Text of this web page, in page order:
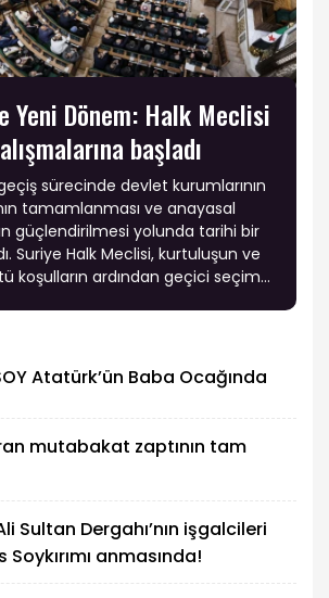
Yeni Dönem: Halk Meclisi
başladı
sürecinde devlet kurumlarının
tamamlanması ve anayasal
güçlendirilmesi yolunda tarihi bir
Suriye Halk Meclisi, kurtuluşun ve
koşulların ardından geçici seçim
Atatürk’ün Baba Ocağında
mutabakat zaptının tam
Sultan Dergahı’nın işgalcileri
Soykırımı anmasında!